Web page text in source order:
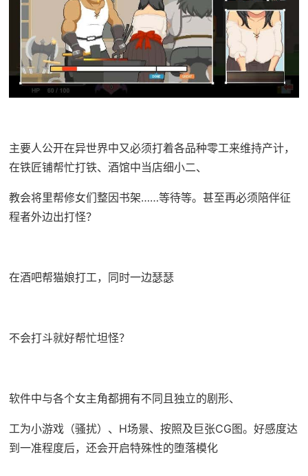
主要人公开在异世界中又必须打着各品种零工来维持产计，
在铁匠铺帮忙打铁、酒馆中当店细小二、
教会将里帮修女们整因书架……等待等。甚至再必须陪伴征
程者外边出打怪？
在酒吧帮猫娘打工，同时一边瑟瑟
不会打斗就好帮忙坦怪？
软件中与各个女主角都拥有不同且独立的剧形、
工为小游戏（骚扰）、H场景、按照及巨张CG图。好感度达
到一准程度后，还会开启特殊性的堕落模化